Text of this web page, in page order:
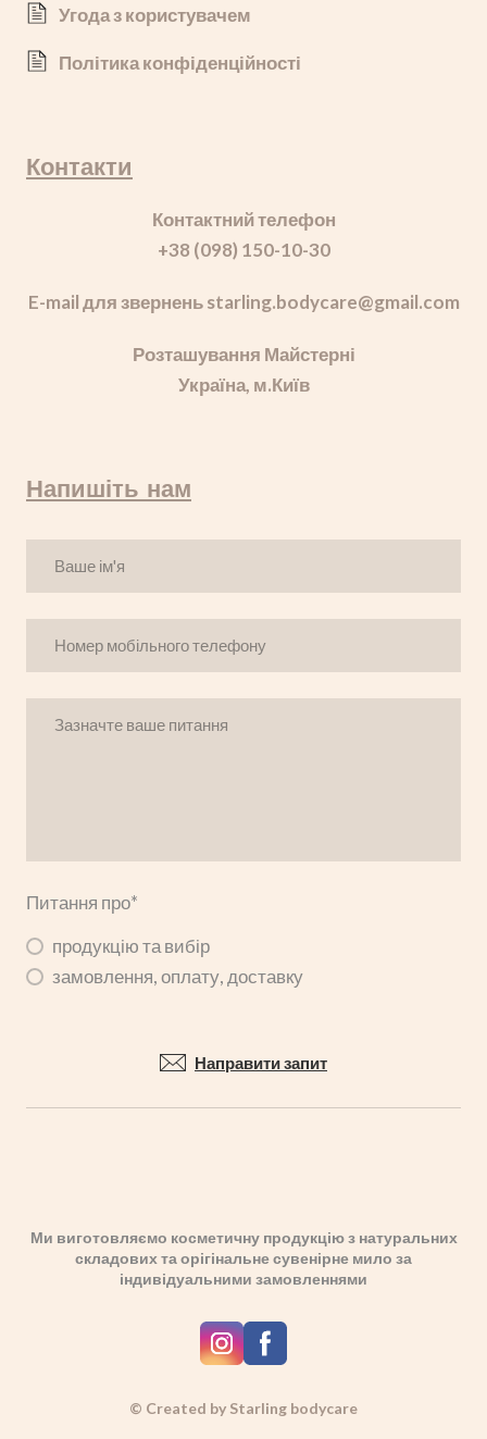
Угода з користувачем
Політика конфіденційності
Контакти
Контактний телефон
+38 (098) 150-10-30
E-mail для звернень starling.bodycare@gmail.com
Розташування Майстерні
Україна, м.Київ
Напишіть нам
Питання про*
продукцію та вибір
замовлення, оплату, доставку
Направити запит
Ми виготовляємо косметичну продукцію з натуральних
складових та орігінальне сувенірне мило за
індивідуальними замовленнями
© Created by Starling bodycare